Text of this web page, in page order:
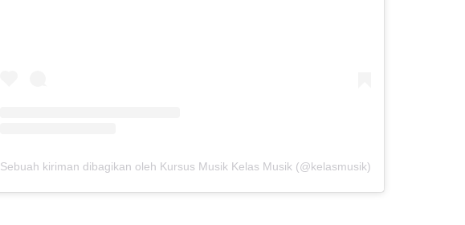
Sebuah kiriman dibagikan oleh Kursus Musik Kelas Musik (@kelasmusik)